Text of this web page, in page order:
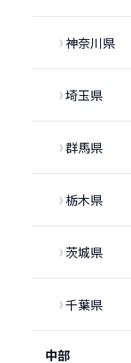
神奈川県
埼玉県
群馬県
栃木県
茨城県
千葉県
中部